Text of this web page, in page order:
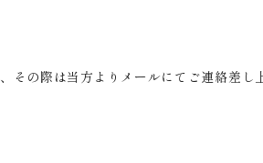
の際は当方よりメールにてご連絡差